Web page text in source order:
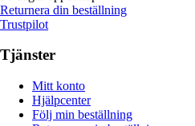
Returnera din beställning
Trustpilot
Tjänster
Mitt konto
Hjälpcenter
Följ min beställning